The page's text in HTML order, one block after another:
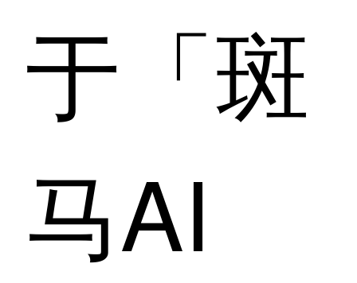
于「斑
马AI